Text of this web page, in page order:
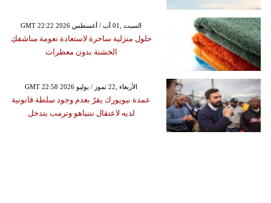
GMT 22:22 2026 السبت ,01 آب / أغسطس
حلول منزلية ساحرة لاستعادة نعومة مناشفكِ
الخشنة بدون معطرات
GMT 22:58 2026 الأربعاء ,22 تموز / يوليو
عمدة نيويورك يقرّ بعدم وجود سلطة قانونية
لديه لاعتقال نتنياهو وترمب يتدخل